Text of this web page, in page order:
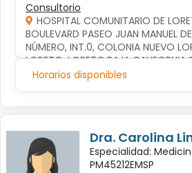
Consultorio
HOSPITAL COMUNITARIO DE
BOULEVARD PASEO JUAN MANUEL
NÚMERO, INT.0, COLONIA NUEVO
LORETO, LORETO,BAJA CALIFORNIA
Horarios disponibles
Dra. Carolina
Especialidad:
PM45212EMSP